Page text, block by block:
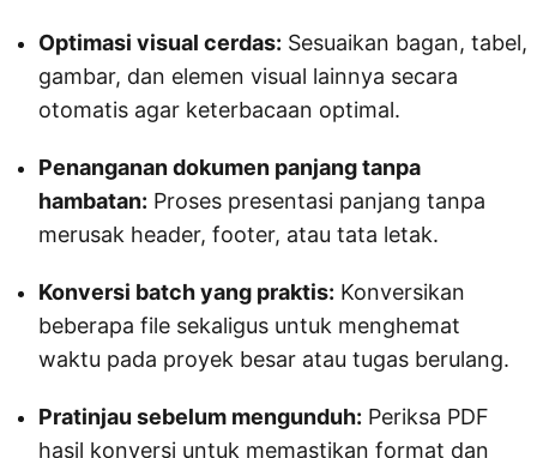
Optimasi visual cerdas: Sesuaikan bagan, tabel,
gambar, dan elemen visual lainnya secara
otomatis agar keterbacaan optimal.
Penanganan dokumen panjang tanpa
hambatan: Proses presentasi panjang tanpa
merusak header, footer, atau tata letak.
Konversi batch yang praktis: Konversikan
beberapa file sekaligus untuk menghemat
waktu pada proyek besar atau tugas berulang.
Pratinjau sebelum mengunduh: Periksa PDF
hasil konversi untuk memastikan format dan